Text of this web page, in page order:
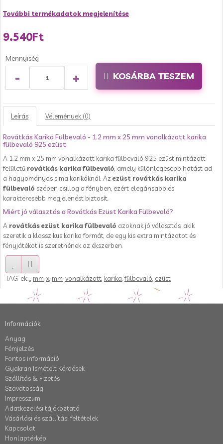
További termékadatok megjelenítése
9.540Ft
Mennyiség
- + KOSÁRBA TESZEM
Leírás Vélemények (0)
Rovátkás Karika Fülbevaló - 1.2 mm x 25 mm vonalkázott karika
fülbevaló 925 ezüst
A 1.2 mm x 25 mm vonalkázott karika fülbevaló 925 ezüst mintázott
felületű rovátkás karika fülbevaló , amely különlegesebb hatást ad
a hagyományos sima karikáknál. Az ezüst rovátkás karika
fülbevaló szépen csillog a fényben, ezért elegánsabb és
karakteresebb megjelenést biztosít.
Miért jó választás a Rovátkás Ezüst Karika Fülbevaló?
A rovátkás ezüst karika fülbevaló azoknak jó választás, akik
szeretik a klasszikus karika formát, de egy kis extra mintázatot és
fényjátékot is szeretnének az ékszerben.
TAG-ek: mm x mm vonalkázott karika ,fülbevaló ezüst
Információk
Anyag
Fémjelzés
Fontos információ
Gyakran Ismételt Kérdések
Szállítás & Fizetés
Szavatosság
Impresszum
Adatkezelési tájékoztató
Vásárlási és szállítási feltételek
Kapcsolat
Honlaptérkép